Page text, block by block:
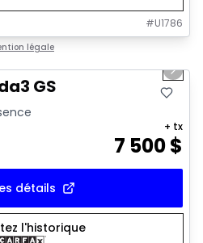
#U1786
légale
Next
GS
7 500$
+ tx
détails
l'historique